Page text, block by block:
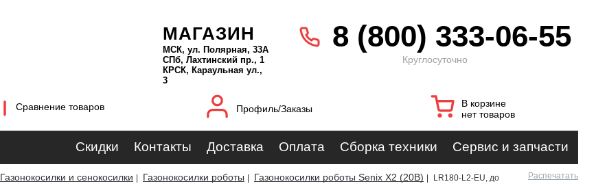
МАГАЗИН
МСК, ул. Полярная, 33А
СПб, Лахтинский пр., 1
КРСК, Караульная ул.,
3
8 (800) 333-06-55
Круглосуточно
Сравнение товаров Профиль/Заказы
В корзине
нет товаров
Скидки Контакты Доставка Оплата Сборка техники Сервис и запчасти
Газонокосилки и сенокосилки Газонокосилки роботы Газонокосилки роботы Senix X2 (20В)
LR180-L2-EU, до
Распечатать